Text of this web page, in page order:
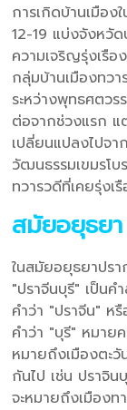
การเกิดบ้านเมือง
12-19 แบ่งจังหวั
ความเจริญรุ่งเรื
กลุ่มบ้านเมืองทว
ระหว่างพุทธศตว
ต่อจากช่วงแรก
เปลี่ยนแปลงไปจา
วัฒนธรรมเขมรโ
ทวารวดีที่เคยรุ่งเ
สมัยอยุธยา
ในสมัยอยุธยาปรา
"ปราจีนบุรี" เป็นค
คำว่า "ปราจีน" ห
คำว่า "บุรี" หมาย
หมายถึงเมืองตะ
กันไป เช่น ปราจิ
จะหมายถึงเมือง